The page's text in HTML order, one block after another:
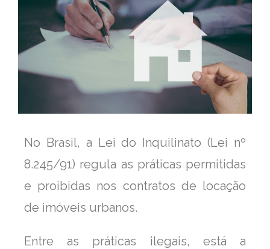
No Brasil, a Lei do Inquilinato (Lei nº
8.245/91) regula as práticas permitidas
e proibidas nos contratos de locação
de imóveis urbanos.
Entre as práticas ilegais, está a